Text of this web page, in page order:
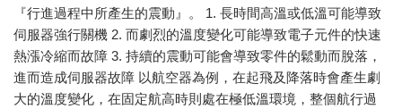
『行進過程中所產生的震動』。 1. 長時間高溫或低溫可能導致
伺服器強行關機 2. 而劇烈的溫度變化可能導致電子元件的快速
熱漲冷縮而故障 3. 持續的震動可能會導致零件的鬆動而脫落，
進而造成伺服器故障 以航空器為例，在起飛及降落時會產生劇
大的溫度變化，在固定航高時則處在極低溫環境，整個航行過